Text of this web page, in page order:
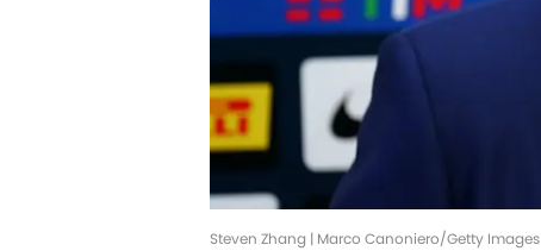
Steven Zhang | Marco Canoniero/Getty Images